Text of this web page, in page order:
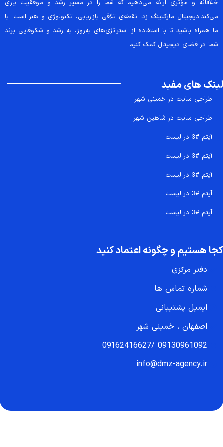
خلاقانه و مؤثری ارائه می‌دهیم که شما را در مسیر رشد و موفقیت یاری
می‌کند.دیجیتال مارکتینگ زد، نقطه‌ی تلاقی بازاریابی، تکنولوژی و هنر است. با
ما همراه باشید تا با استفاده از استراتژی‌های به‌روز، به رشد و شکوفایی برند
شما در فضای دیجیتال کمک کنیم.
لینک های مفید
طراحی سایت در خمینی شهر
طراحی سایت در شاهین شهر
آیتم #3 در لیست
آیتم #3 در لیست
آیتم #3 در لیست
آیتم #3 در لیست
آیتم #3 در لیست
کجا هستیم و چگونه اعتماد کنید
دفتر مرکزی
شماره تماس ها
ایمیل پشتیبانی
اصفهان ، خمینی شهر
09130961092
/
09162416627
info@dmz-agency.ir